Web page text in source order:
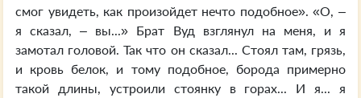
смог увидеть, как произойдет нечто подобное». «О, –
я сказал, – вы...» Брат Вуд взглянул на меня, и я
замотал головой. Так что он сказал... Стоял там, грязь,
и кровь белок, и тому подобное, борода примерно
такой длины, устроили стоянку в горах... И я... я